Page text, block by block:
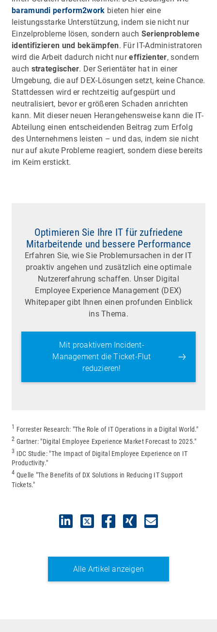
baramundi perform2work bieten hier eine
leistungsstarke Unterstützung, indem sie nicht nur
Einzelprobleme lösen, sondern auch Serienprobleme
identifizieren und bekämpfen. Für IT-Administratoren
wird die Arbeit dadurch nicht nureffizienter, sondern
auch strategischer. Der Serientäter hat in einer
Umgebung, die auf DEX-Lösungen setzt, keine Chance.
Stattdessen wird er rechtzeitig aufgespürt und
neutralisiert, bevor er größeren Schaden anrichten
kann. Mit dieser neuen Herangehensweise kann die IT-
Abteilung einen entscheidenden Beitrag zum Erfolg
des Unternehmens leisten – und das, indem sie nicht
nur auf akute Probleme reagiert, sondern diese bereits
im Keim erstickt.
Optimieren Sie Ihre IT für zufriedene
Mitarbeitende und bessere Performance
Erfahren Sie, wie Sie Problemursachen in der IT
proaktiv angehen und zusätzlich eine optimale
Nutzererfahrung schaffen. Unser Digital
Employee Experience Management (DEX)
Whitepaper gibt Ihnen einen profunden Einblick
ins Thema.
Mit proaktivem Incident-
Management die Ticket-Flut
reduzieren!
1 Forrester Research: "The Role of IT Operations in a Digital World."
2 Gartner: "Digital Employee Experience Market Forecast to 2025."
3 IDC Studie: "The Impact of Digital Employee Experience on IT
Productivity."
4 Quelle "The Benefits of DX Solutions in Reducing IT Support
Tickets."
Alle Artikel anzeigen